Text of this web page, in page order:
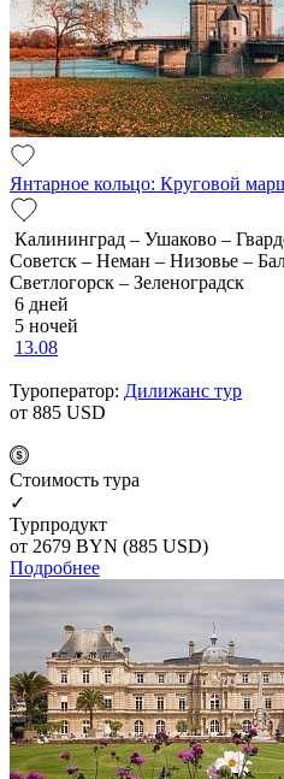
Янтарное кольцо: Круговой
Калининград – Ушаково –
Советск – Неман – Низовье –
Светлогорск – Зеленоградск
6 дней
5 ночей
13.08
Туроператор: Дилижанс тур
от 885 USD
Cтоимость тура
✓
Турпродукт
от 2679 BYN (885 USD)
Подробнее